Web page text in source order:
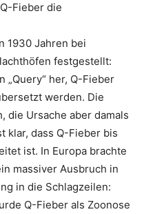
Fieber die
1930 Jahren bei
festgestellt:
„Query“ her, Q-Fieber
werden. Die
die Ursache aber damals
klar, dass Q-Fieber bis
ist. In Europa brachte
massiver Ausbruch in
in die Schlagzeilen:
Q-Fieber als Zoonose